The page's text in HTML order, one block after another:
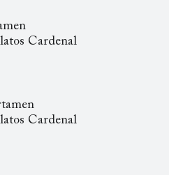
Cardenal
Cardenal